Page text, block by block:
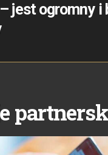
jest ogromny i